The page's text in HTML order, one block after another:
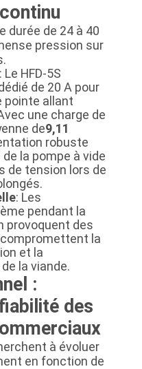
durée de 24 à 40
pression sur
Le HFD-5S
de 20 A pour
pointe allant
une charge de
de9,11
robuste
la pompe à vide
de tension lors de
: Les
pendant la
provoquent des
la
et la
la viande.
:
des
à évoluer
en fonction de